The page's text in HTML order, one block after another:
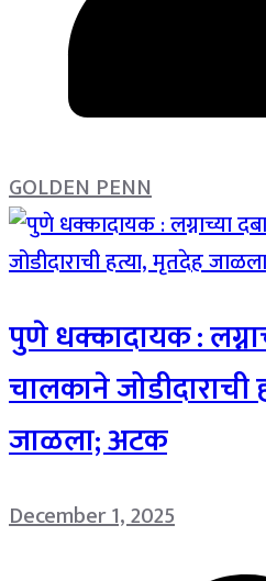
GOLDEN PENN
पुणे धक्कादायक :
चालकाने जोडीदाराची
जाळला; अटक
December 1, 2025